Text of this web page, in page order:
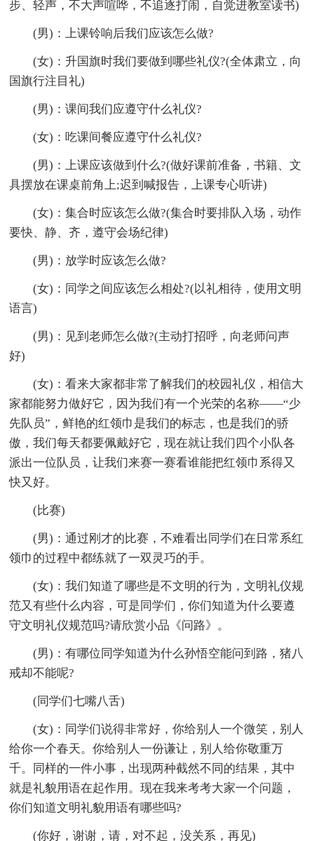
步、轻声，不大声喧哗，不追逐打闹，自觉进教室读书)
(男)：上课铃响后我们应该怎么做?
(女)：升国旗时我们要做到哪些礼仪?(全体肃立，向
国旗行注目礼)
(男)：课间我们应遵守什么礼仪?
(女)：吃课间餐应遵守什么礼仪?
(男)：上课应该做到什么?(做好课前准备，书籍、文
具摆放在课桌前角上;迟到喊报告，上课专心听讲)
(女)：集合时应该怎么做?(集合时要排队入场，动作
要快、静、齐，遵守会场纪律)
(男)：放学时应该怎么做?
(女)：同学之间应该怎么相处?(以礼相待，使用文明
语言)
(男)：见到老师怎么做?(主动打招呼，向老师问声
好)
(女)：看来大家都非常了解我们的校园礼仪，相信大
家都能努力做好它，因为我们有一个光荣的名称——“少
先队员”，鲜艳的红领巾是我们的标志，也是我们的骄
傲，我们每天都要佩戴好它，现在就让我们四个小队各
派出一位队员，让我们来赛一赛看谁能把红领巾系得又
快又好。
(比赛)
(男)：通过刚才的比赛，不难看出同学们在日常系红
领巾的过程中都练就了一双灵巧的手。
(女)：我们知道了哪些是不文明的行为，文明礼仪规
范又有些什么内容，可是同学们，你们知道为什么要遵
守文明礼仪规范吗?请欣赏小品《问路》。
(男)：有哪位同学知道为什么孙悟空能问到路，猪八
戒却不能呢?
(同学们七嘴八舌)
(女)：同学们说得非常好，你给别人一个微笑，别人
给你一个春天。你给别人一份谦让，别人给你敬重万
千。同样的一件小事，出现两种截然不同的结果，其中
就是礼貌用语在起作用。现在我来考考大家一个问题，
你们知道文明礼貌用语有哪些吗?
(你好，谢谢，请，对不起，没关系，再见)